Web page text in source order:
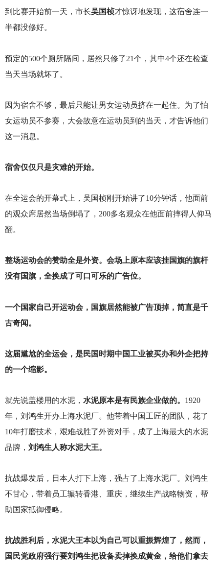
到比赛开始前一天，市长吴国桢才惊讶地发现，这宿舍连一
半都没修好。
预定的500个厕所隔间，居然只修了21个，其中4个还在检查
当天当场就坏了。
因为宿舍不够，最后只能让男女运动员挤在一起住。为了怕
女运动员不参赛，大会故意在运动员到的当天，才告诉他们
这一消息。
宿舍仅仅只是灾难的开始。
在全运会的开幕式上，吴国桢刚开始讲了10分钟话，他面前
的观众席居然当场倒塌了，200多名观众在他面前摔得人仰马
翻。
整场运动会的赞助全是外资。会场上原本应该挂国旗的旗杆
没有国旗，全换成了可口可乐的广告位。
一个国家自己开运动会，国旗居然能被广告顶掉，简直是千
古奇闻。
这届尴尬的全运会，是民国时期中国工业被买办和外企把持
的一个缩影。
就先说盖楼用的水泥， 水泥原本是有民族企业做的。 1920
年，刘鸿生开办上海水泥厂。他带着中国工匠的团队，花了
10年打磨技术，艰难战胜了外资对手，成了上海最大的水泥
品牌， 刘鸿生人称水泥大王。
抗战爆发后，日本人打下上海，强占了上海水泥厂。刘鸿生
不甘心，带着员工辗转香港、重庆，继续生产战略物资，帮
助国家抵御侵略。
抗战胜利后，水泥大王本以为自己可以重振辉煌了，然而，
国民党政府强行要刘鸿生把设备卖掉换成黄金，给他们拿去